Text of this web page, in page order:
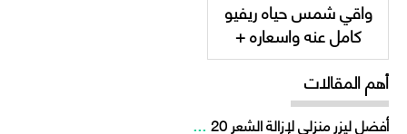
واقي شمس حياه ريفيو
كامل عنه واسعاره +
hayah UVEPRO SPF
50أهم المقالات
أفضل ليزر منزلي لإزالة الشعر 20 ...